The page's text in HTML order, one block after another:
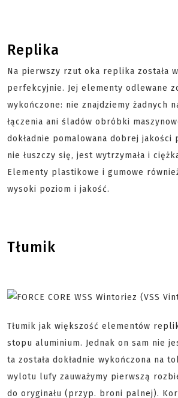
Replika
Na pierwszy rzut oka replika została
perfekcyjnie. Jej elementy odlewane
wykończone: nie znajdziemy żadnych
łączenia ani śladów obróbki
dokładnie pomalowana dobrej jakości
nie łuszczy się, jest wytrzymała i
Elementy plastikowe i gumowe
wysoki poziom i jakość.
Tłumik
Tłumik jak większość elementów
stopu aluminium. Jednak on sam nie
ta została dokładnie wykończona na
wylotu lufy zauważymy pierwszą
do oryginału (przyp. broni palnej).